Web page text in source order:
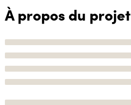
À propos du projet